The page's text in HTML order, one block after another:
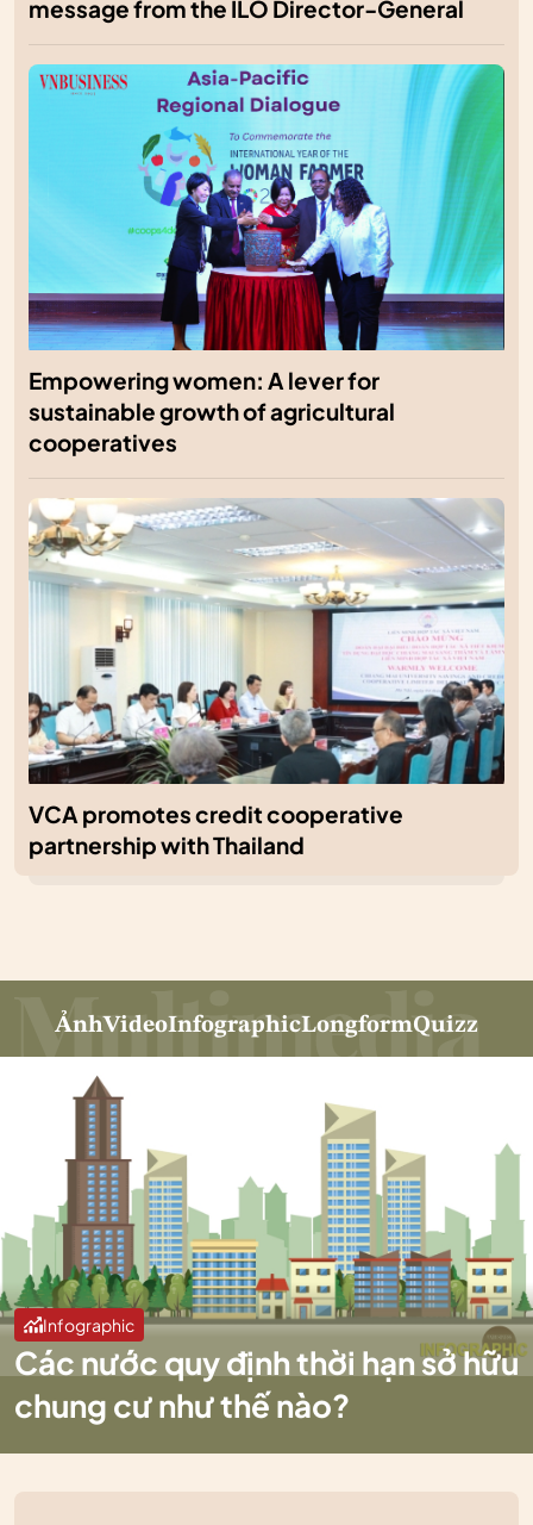
message from the ILO Director-General
Empowering women: A lever for
sustainable growth of agricultural
cooperatives
VCA promotes credit cooperative
partnership with Thailand
ẢnhVideoInfographicLongformQuizz
Infographic
Các nước quy định thời hạn sở hữu
chung cư như thế nào?